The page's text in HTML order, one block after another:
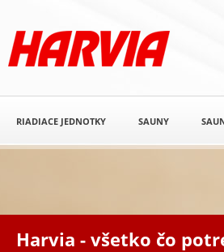
Harvia - všetko čo
RIADIACE JEDNOTKY SAUNY